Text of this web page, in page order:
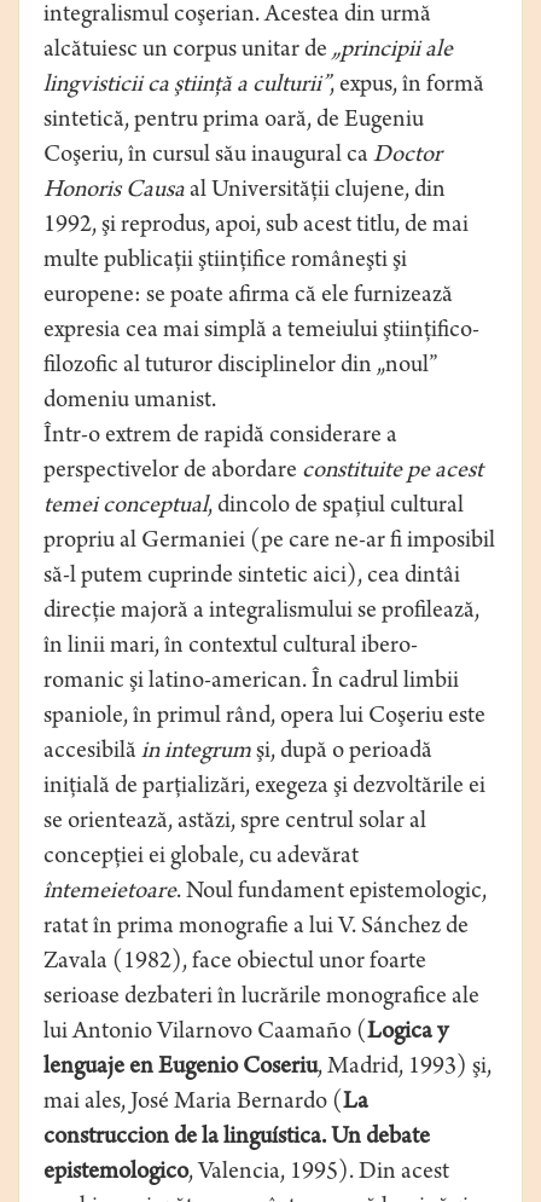
integralismul coşerian. Acestea din urmă
alcătuiesc un corpus unitar de„principii ale
lingvisticii ca ştiinţă a culturii”, expus, în formă
sintetică, pentru prima oară, de Eugeniu
Coşeriu, în cursul său inaugural ca Doctor
Honoris Causaal Universităţii clujene, din
1992, şi reprodus, apoi, sub acest titlu, de mai
multe publicaţii ştiinţifice româneşti şi
europene: se poate afirma că ele furnizează
expresia cea mai simplă a temeiului ştiinţifico-
filozofic al tuturor disciplinelor din „noul”
domeniu umanist.
Într-o extrem de rapidă considerare a
perspectivelor de abordare constituite pe acest
temei conceptual, dincolo de spaţiul cultural
propriu al Germaniei (pe care ne-ar fi imposibil
să-l putem cuprinde sintetic aici), cea dintâi
direcţie majoră a integralismului se profilează,
în linii mari, în contextul cultural ibero-
romanic şi latino-american. În cadrul limbii
spaniole, în primul rând, opera lui Coşeriu este
accesibilă in integrumşi, după o perioadă
iniţială de parţializări, exegeza şi dezvoltările ei
se orientează, astăzi, spre centrul solar al
concepţiei ei globale, cu adevărat
întemeietoare. Noul fundament epistemologic,
ratat în prima monografie a lui V. Sánchez de
Zavala (1982), face obiectul unor foarte
serioase dezbateri în lucrările monografice ale
lui Antonio Vilarnovo Caamaño (Logica y
lenguaje en Eugenio Coseriu, Madrid, 1993) şi,
mai ales, José Maria Bernardo (La
construccion de la linguística. Un debate
epistemologico, Valencia, 1995). Din acest